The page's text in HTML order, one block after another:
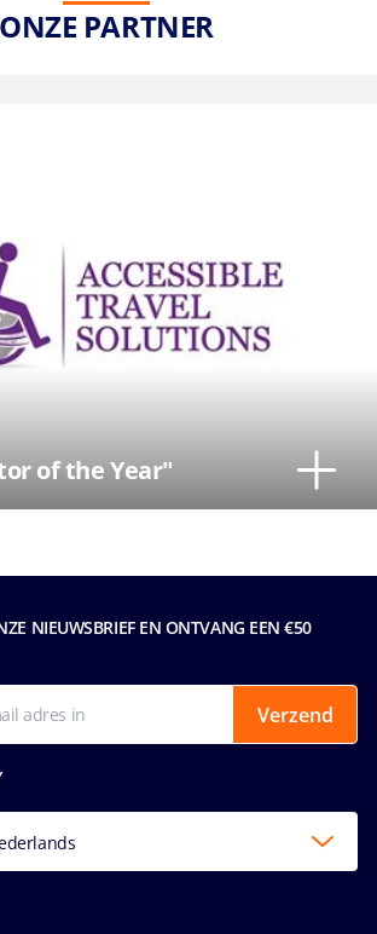
ONZE PARTNER
of the Year"
NIEUWSBRIEF EN ONTVANG EEN €50
Verzend